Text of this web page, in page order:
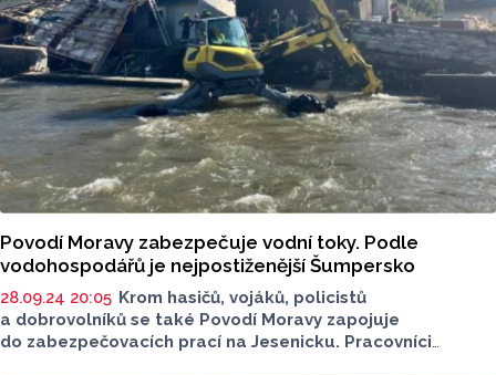
Povodí Moravy zabezpečuje vodní toky. Podle
vodohospodářů je nejpostiženější Šumpersko
28.09.24 20:05 Krom hasičů, vojáků, policistů
a dobrovolníků se také Povodí Moravy zapojuje
do zabezpečovacích prací na Jesenicku. Pracovníci